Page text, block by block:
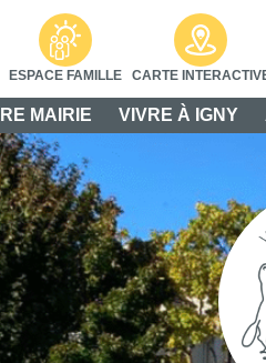
ESPACE FAMILLE CARTE
MAIRIE VIVRE À IGNY